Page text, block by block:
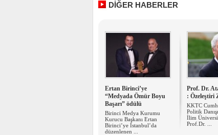
DİĞER HABERLER
Ertan Birinci’ye
“Medyada Ömür Boyu
Başarı” ödülü
Birinci Medya Kurumu
Kurucu Başkanı Ertan
Birinci’ye İstanbul’da
düzenlenen ...
Prof. Dr.
: Özeleştiri
KKTC
Politik
İlim
Prof.Dr. ...